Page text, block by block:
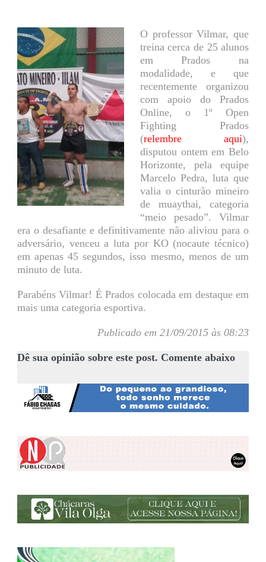
O professor Vilmar, que
treina cerca de 25 alunos
em Prados na
modalidade, e que
recentemente organizou
com apoio do Prados
Online, o 1º Open
Fighting Prados
(relembre aqui),
disputou ontem em Belo
Horizonte, pela equipe
Marcelo Pedra, luta que
valia o cinturão mineiro
de muaythai, categoria
“meio pesado”. Vilmar
era o desafiante e definitivamente não aliviou para o
adversário, venceu a luta por KO (nocaute técnico)
em apenas 45 segundos, isso mesmo, menos de um
minuto de luta.
Parabéns Vilmar! É Prados colocada em destaque em
mais uma categoria esportiva.
Publicado em 21/09/2015 às 08:23
Dê sua opinião sobre este post. Comente abaixo